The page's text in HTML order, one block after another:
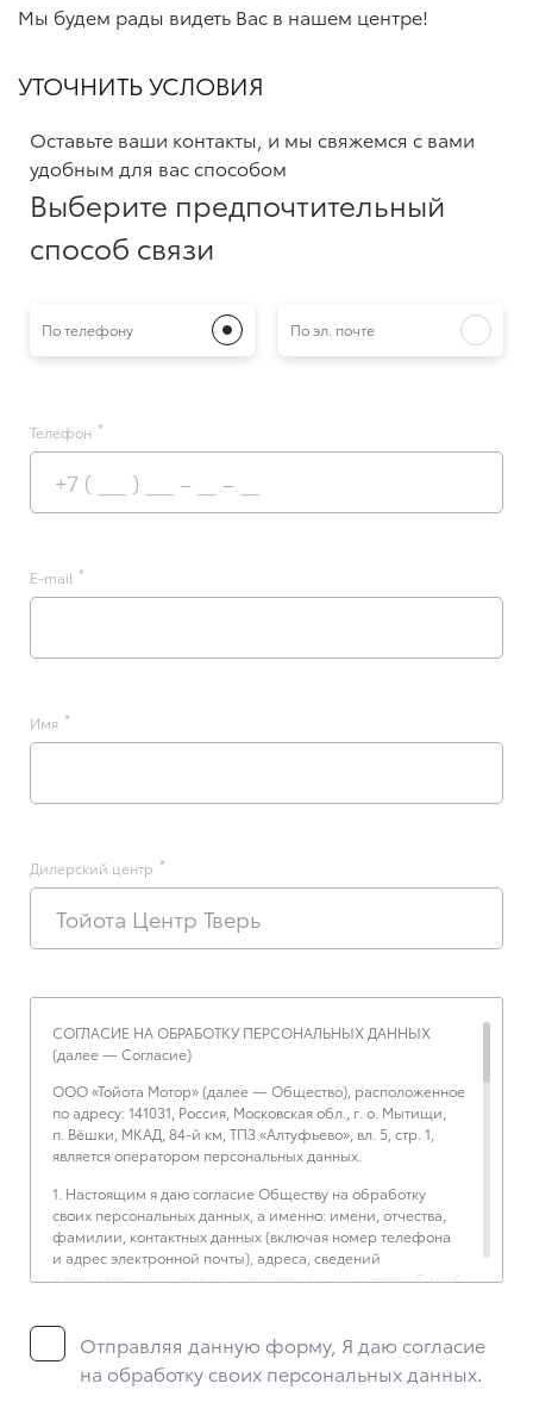
Мы будем рады видеть Вас в нашем центре!
УТОЧНИТЬ УСЛОВИЯ
Оставьте ваши контакты, и мы свяжемся с вами
удобным для вас способом
Выберите предпочтительный
способ связи
По телефону По эл. почте
Телефон
E-mail
Имя
Дилерский центр
Тойота Центр Тверь
СОГЛАСИЕ НА ОБРАБОТКУ ПЕРСОНАЛЬНЫХ ДАННЫХ
(далее — Согласие)
ООО «Тойота Мотор» (далее — Общество), расположенное
по адресу: 141031, Россия, Московская обл., г. о. Мытищи,
п. Вёшки, МКАД, 84-й км, ТПЗ «Алтуфьево», вл. 5, стр. 1,
является оператором персональных данных.
1. Настоящим я даю согласие Обществу на обработку
своих персональных данных, а именно: имени, отчества,
фамилии, контактных данных (включая номер телефона
и адрес электронной почты), адреса, сведений
о впечатлениях, интересах, предпочтениях к автомобилю(-
операционной системы устройства и модели мобильного
телефона посетителя сайта, уникального идентификатора
посетителя сайта, предпочтительного времени и способа
для контакта, истории контактов.
Отправляя данную форму, Я даю согласие
на обработку своих персональных данных.